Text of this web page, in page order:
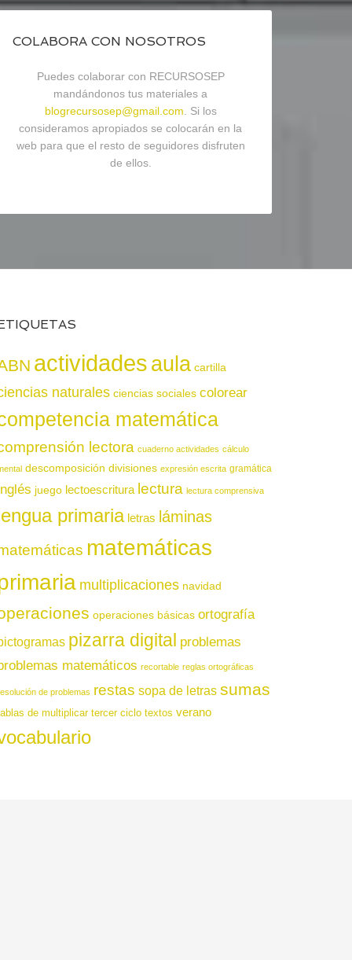
COLABORA CON NOSOTROS
Puedes colaborar con RECURSOSEP
mandándonos tus materiales a
blogrecursosep@gmail.com . Si los
consideramos apropiados se colocarán en la
web para que el resto de seguidores disfruten
de ellos.
actividadesaula cartilla
naturales ciencias sociales colorear
matemática
lectora cuaderno actividades cálculo
descomposición divisiones expresión escrita gramática
juego lectoescritura lectura lectura comprensiva
primaria letras láminas
matemáticas
multiplicaciones navidad
operaciones básicas ortografía
pizarra digital problemas
matemáticos recortable reglas ortográficas
de problemas restas sopa de letras sumas
de multiplicar tercer ciclo textos verano